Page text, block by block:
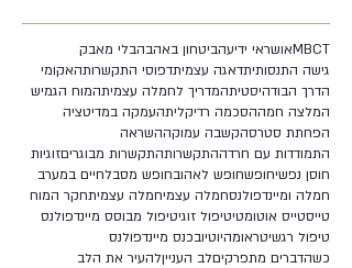
MBCTאושראי ידיעהביטחון באהבהבלי מאבק
גישה התנסותיתדאגה עצמיתדפוסי התקשרותהאקומי
הדרך הבודהיסטיתהמדריך לחמלה עצמיתהמוח הגמיש
המלצה חמההסכמה רדיקליתהעמקה במדיטציה
הפחתת סטרסהקשבה עמוקההשראה
התמודדות עם חרדההתקשרותהתקשרות מבוגריםזוגיות
חוסן נפשיחופשחופש לאהובחופש מסבלחיים במערב
חמלה ומיינדפולנסחמלה עצמיחמלה עצמיתחקר המוח
טייסטייס אוטומטיטיפול זוגיטיפול מבוסס מיינדפולנס
טיפול רגשיטראומהיוטיובכנס מיינדפולנס
כשהדברים מתפרקיםלב הענייןלהעיר את הלב